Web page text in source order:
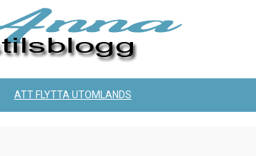
ATT FLYTTA UTOMLANDS